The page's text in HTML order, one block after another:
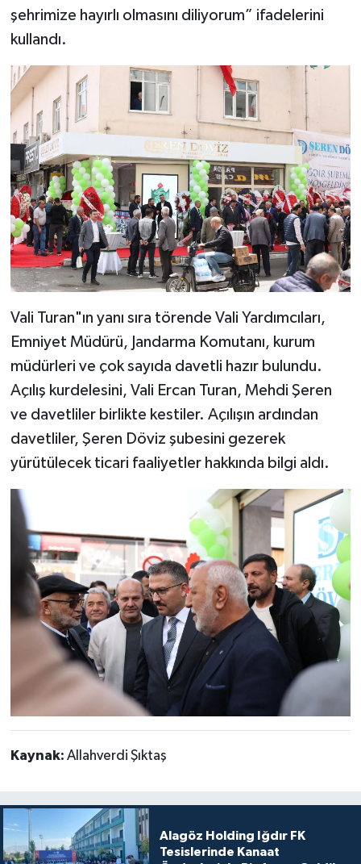
şehrimize hayırlı olmasını diliyorum” ifadelerini
kullandı.
Vali Turan"ın yanı sıra törende Vali Yardımcıları,
Emniyet Müdürü, Jandarma Komutanı, kurum
müdürleri ve çok sayıda davetli hazır bulundu.
Açılış kurdelesini, Vali Ercan Turan, Mehdi Şeren
ve davetliler birlikte kestiler. Açılışın ardından
davetliler, Şeren Döviz şubesini gezerek
yürütülecek ticari faaliyetler hakkında bilgi aldı.
Kaynak: Allahverdi Şıktaş
Alagöz Holding Iğdır FK
Tesislerinde Kanaat